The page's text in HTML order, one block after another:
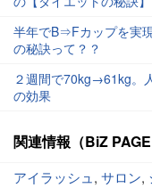
半年でB⇒Fカップを実
の秘訣って？？
２週間で70kg→61kg。
の効果
関連情報（BiZ PAGE
アイラッシュ, サロン,